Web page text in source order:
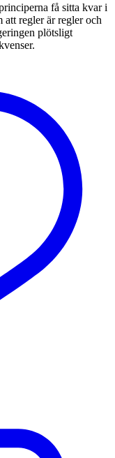
få sitta kvar i
regler är regler och
plötsligt